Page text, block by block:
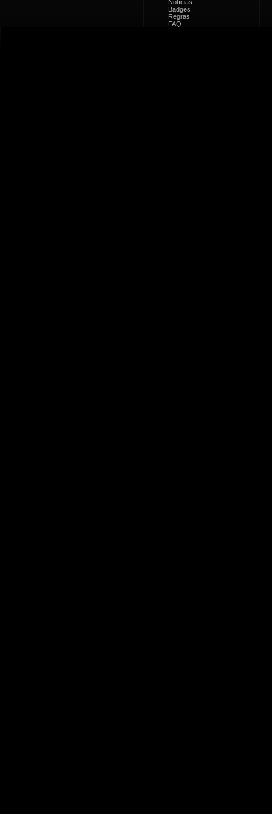
Notícias
Badges
Regras
FAQ